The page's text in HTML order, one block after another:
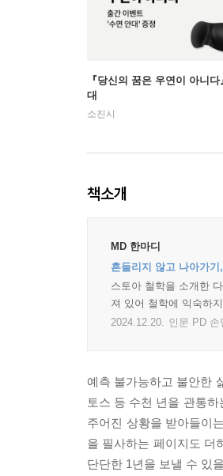
『당신의 꿈은 우연이 아니
대
소진시
책소개
MD 한마디
흔들리지 않고 나아가
스토아 철학을 소개한
져 있어 철학에 익숙하
2024.12.20. 인문 PD 손
예측 불가능하고 불안한
토스 등 수천 년을 관통
주어진 상황을 받아들이
을 필사하는 페이지도 더
단단한 1년을 보낼 수 있